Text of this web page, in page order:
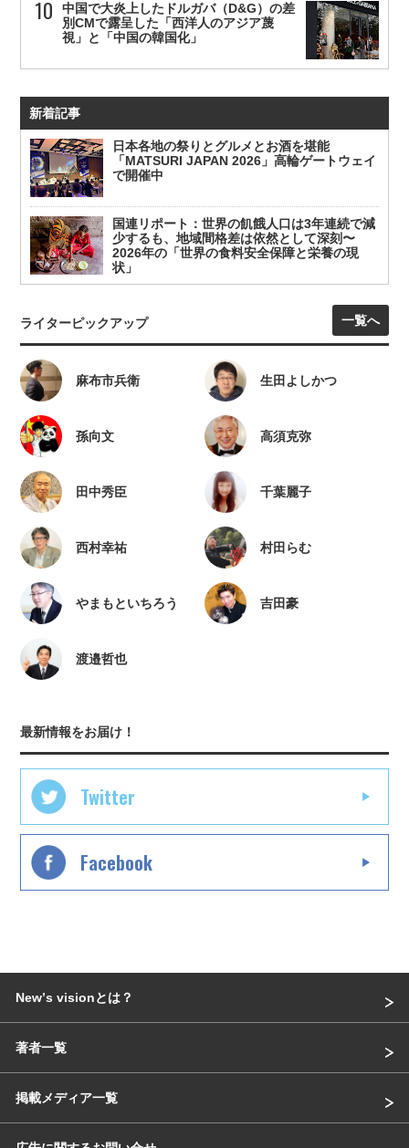
中国で大炎上したドルガバ（D&G）の差
別CMで露呈した「西洋人のアジア蔑
視」と「中国の韓国化」
新着記事
日本各地の祭りとグルメとお酒を堪能
「MATSURI JAPAN 2026」高輪ゲートウェイ
で開催中
国連リポート：世界の飢餓人口は3年連続で減
少するも、地域間格差は依然として深刻〜
2026年の「世界の食料安全保障と栄養の現
状」
ライターピックアップ 一覧へ
麻布市兵衛 生田よしかつ
孫向文 高須克弥
田中秀臣 千葉麗子
西村幸祐 村田らむ
やまもといちろう 吉田豪
渡邉哲也
最新情報をお届け！
Twitter
Facebook
Newʼs visionとは？
著者一覧
掲載メディア一覧